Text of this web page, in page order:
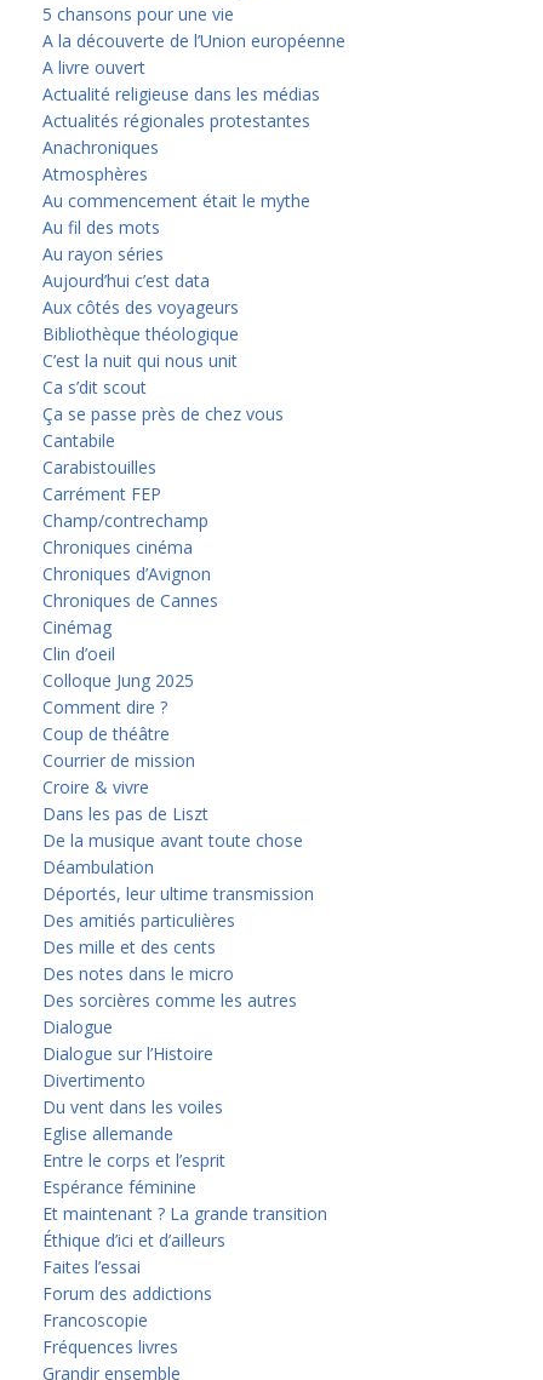
5 chansons pour une vie
A la découverte de l’Union européenne
A livre ouvert
Actualité religieuse dans les médias
Actualités régionales protestantes
Anachroniques
Atmosphères
Au commencement était le mythe
Au fil des mots
Au rayon séries
Aujourd’hui c’est data
Aux côtés des voyageurs
Bibliothèque théologique
C’est la nuit qui nous unit
Ca s’dit scout
Ça se passe près de chez vous
Cantabile
Carabistouilles
Carrément FEP
Champ/contrechamp
Chroniques cinéma
Chroniques d’Avignon
Chroniques de Cannes
Cinémag
Clin d’oeil
Colloque Jung 2025
Comment dire ?
Coup de théâtre
Courrier de mission
Croire & vivre
Dans les pas de Liszt
De la musique avant toute chose
Déambulation
Déportés, leur ultime transmission
Des amitiés particulières
Des mille et des cents
Des notes dans le micro
Des sorcières comme les autres
Dialogue
Dialogue sur l’Histoire
Divertimento
Du vent dans les voiles
Eglise allemande
Entre le corps et l’esprit
Espérance féminine
Et maintenant ? La grande transition
Éthique d’ici et d’ailleurs
Faites l’essai
Forum des addictions
Francoscopie
Fréquences livres
Grandir ensemble